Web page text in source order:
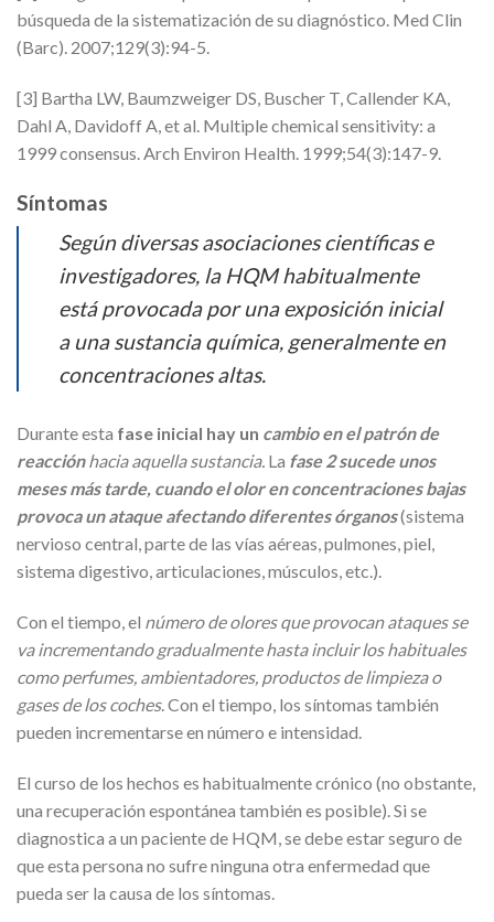
búsqueda de la sistematización de su diagnóstico. Med Clin
(Barc). 2007;129(3):94-5.
[3] Bartha LW, Baumzweiger DS, Buscher T, Callender KA,
Dahl A, Davidoff A, et al. Multiple chemical sensitivity: a
1999 consensus. Arch Environ Health. 1999;54(3):147-9.
Síntomas
Según diversas asociaciones científicas e
investigadores, la HQM habitualmente
está provocada por una exposición inicial
a una sustancia química, generalmente en
concentraciones altas.
Durante esta fase inicial hay un cambio en el patrón de
reacciónhacia aquella sustancia. La fase 2 sucede unos
meses más tarde, cuando el olor en concentraciones bajas
provoca un ataque afectando diferentes órganos(sistema
nervioso central, parte de las vías aéreas, pulmones, piel,
sistema digestivo, articulaciones, músculos, etc.).
Con el tiempo, el número de olores que provocan ataques se
va incrementando gradualmente hasta incluir los habituales
como perfumes, ambientadores, productos de limpieza o
gases de los coches. Con el tiempo, los síntomas también
pueden incrementarse en número e intensidad.
El curso de los hechos es habitualmente crónico (no obstante,
una recuperación espontánea también es posible). Si se
diagnostica a un paciente de HQM, se debe estar seguro de
que esta persona no sufre ninguna otra enfermedad que
pueda ser la causa de los síntomas.